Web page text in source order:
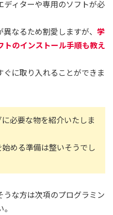
ィターや専用のソフトが必
なるため割愛しますが、 学
のインストール手順も教え
ぐに取り入れることができま
必要な物を紹介いたしま
める準備は整いそうでし
な方は次項のプログラミン